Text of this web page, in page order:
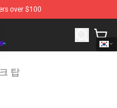
over $100
Merchandise Shop
탑